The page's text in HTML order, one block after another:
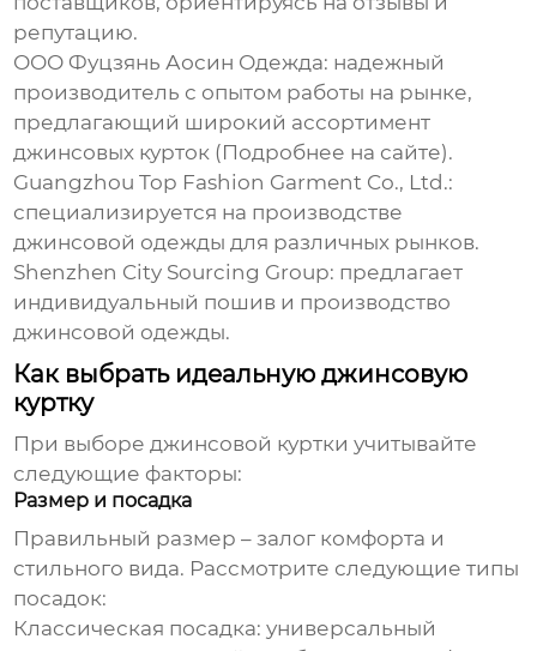
репутацию.
ООО Фуцзянь Аосин Одежда: надежный
производитель с опытом работы на рынке,
предлагающий широкий ассортимент
джинсовых курток (Подробнее на сайте).
Guangzhou Top Fashion Garment Co., Ltd.:
специализируется на производстве
джинсовой одежды для различных рынков.
Shenzhen City Sourcing Group: предлагает
индивидуальный пошив и производство
джинсовой одежды.
Как выбрать идеальную джинсовую
куртку
При выборе джинсовой куртки учитывайте
следующие факторы:
Размер и посадка
Правильный размер – залог комфорта и
стильного вида. Рассмотрите следующие типы
посадок:
Классическая посадка: универсальный